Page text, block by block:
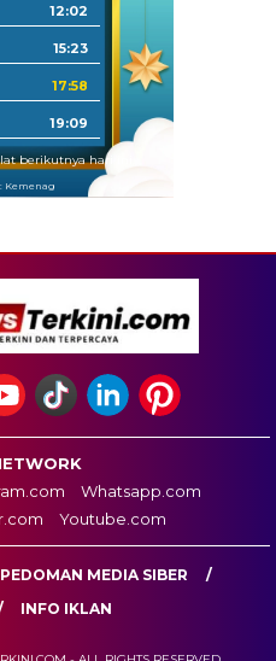
12:02
15:23
17:58
19:09
berikutnya hari ini.
Kemenag
Whatsapp.com
Youtube.com
PEDOMAN MEDIA SIBER
INFO IKLAN